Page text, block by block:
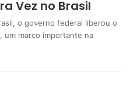
Vez no Brasil
o governo federal liberou o
um marco importante na